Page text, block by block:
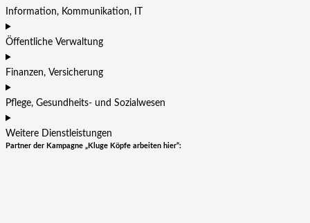
Information, Kommunikation, IT
Öffentliche Verwaltung
Finanzen, Versicherung
Pflege, Gesundheits- und Sozialwesen
Weitere Dienstleistungen
Partner der Kampagne „Kluge Köpfe arbeiten hier“: